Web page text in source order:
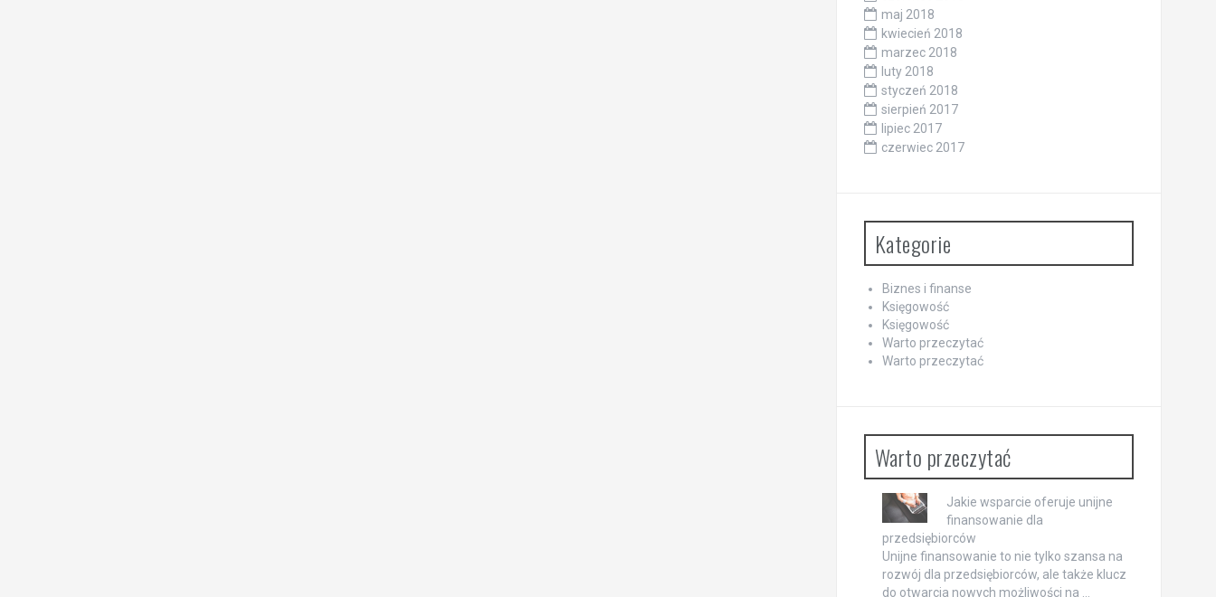
maj 2018
kwiecień 2018
marzec 2018
luty 2018
styczeń 2018
sierpień 2017
lipiec 2017
czerwiec 2017
Kategorie
Biznes i finanse
Księgowość
Księgowość
Warto przeczytać
Warto przeczytać
Warto przeczytać
Jakie wsparcie oferuje unijne
finansowanie dla
przedsiębiorców
Unijne finansowanie to nie tylko szansa na
rozwój dla przedsiębiorców, ale także klucz
do otwarcia nowych możliwości na …